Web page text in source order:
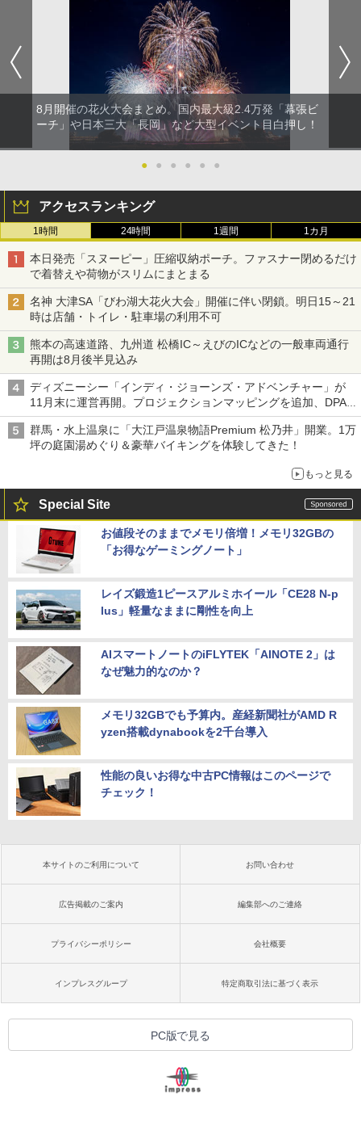
8月開催の花火大会まとめ。国内最大級2.4万発「幕張ビ
ーチ」や日本三大「長岡」など大型イベント目白押し！
● ● ● ● ● ●
アクセスランキング
1時間 24時間 1週間 1カ月
本日発売「スヌーピー」圧縮収納ポーチ。ファスナー閉めるだけ
で着替えや荷物がスリムにまとまる
名神 大津SA「びわ湖大花火大会」開催に伴い閉鎖。明日15～21
時は店舗・トイレ・駐車場の利用不可
熊本の高速道路、九州道 松橋IC～えびのICなどの一般車両通行
再開は8月後半見込み
ディズニーシー「インディ・ジョーンズ・アドベンチャー」が
11月末に運営再開。プロジェクションマッピングを追加、DPA
は1500円
群馬・水上温泉に「大江戸温泉物語Premium 松乃井」開業。1万
坪の庭園湯めぐり＆豪華バイキングを体験してきた！
もっと見る
Special Site
お値段そのままでメモリ倍増！メモリ32GBの
「お得なゲーミングノート」
レイズ鍛造1ピースアルミホイール「CE28 N-p
lus」軽量なままに剛性を向上
AIスマートノートのiFLYTEK「AINOTE 2」は
なぜ魅力的なのか？
メモリ32GBでも予算内。産経新聞社がAMD R
yzen搭載dynabookを2千台導入
性能の良いお得な中古PC情報はこのページで
チェック！
本サイトのご利用について お問い合わせ
広告掲載のご案内 編集部へのご連絡
プライバシーポリシー 会社概要
インプレスグループ 特定商取引法に基づく表示
PC版で見る